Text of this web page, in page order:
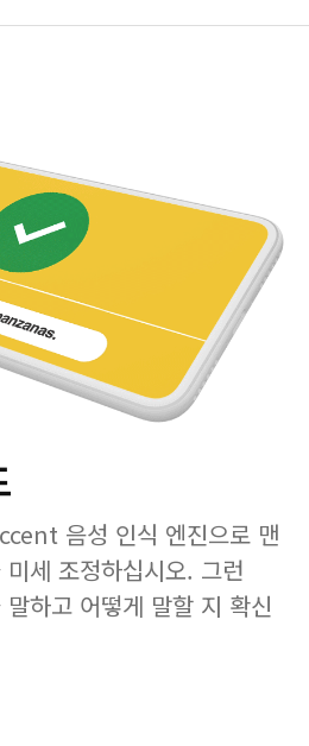
음성 인식 엔진으로 맨
세 조정하십시오. 그런
하고 어떻게 말할 지 확신